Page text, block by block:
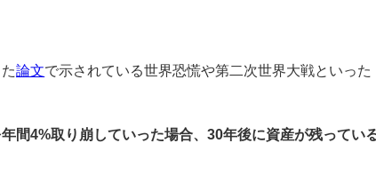
た論文で示されている世界恐慌や第二次世界大戦といった
間4%取り崩していった場合、30年後に資産が残ってい